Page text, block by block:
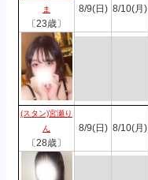
ま
〔23歳〕
8/9(日) 8/10(月)
(スタン)宮瀬り
ん
〔28歳〕
8/9(日) 8/10(月)